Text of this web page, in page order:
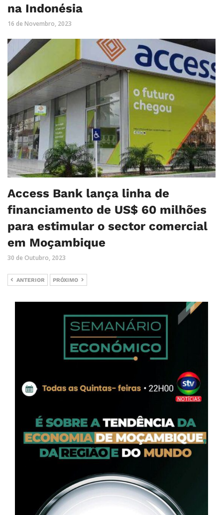
na Indonésia
16 de Novembro, 2023
Access Bank lança linha de
financiamento de US$ 60 milhões
para estimular o sector comercial
em Moçambique
30 de Outubro, 2023
ANTERIOR PRÓXIMO